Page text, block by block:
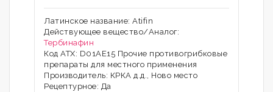
Латинское название: Atifin
Действующее вещество/Аналог:
Тербинафин
Код АТХ: D01АЕ15 Прочие противогрибковые
препараты для местного применения
Производитель: КРКА д.д., Ново место
Рецептурное: Да